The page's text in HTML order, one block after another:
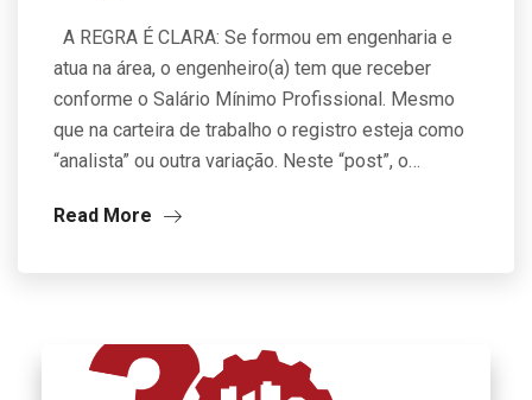
A REGRA É CLARA: Se formou em engenharia e
atua na área, o engenheiro(a) tem que receber
conforme o Salário Mínimo Profissional. Mesmo
que na carteira de trabalho o registro esteja como
“analista” ou outra variação. Neste “post”, o…
Read More